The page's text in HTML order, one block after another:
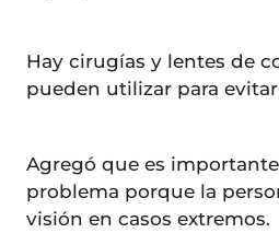
Hay cirugías y lentes de
pueden utilizar para
Agregó que es
problema porque la
visión en casos extremos.